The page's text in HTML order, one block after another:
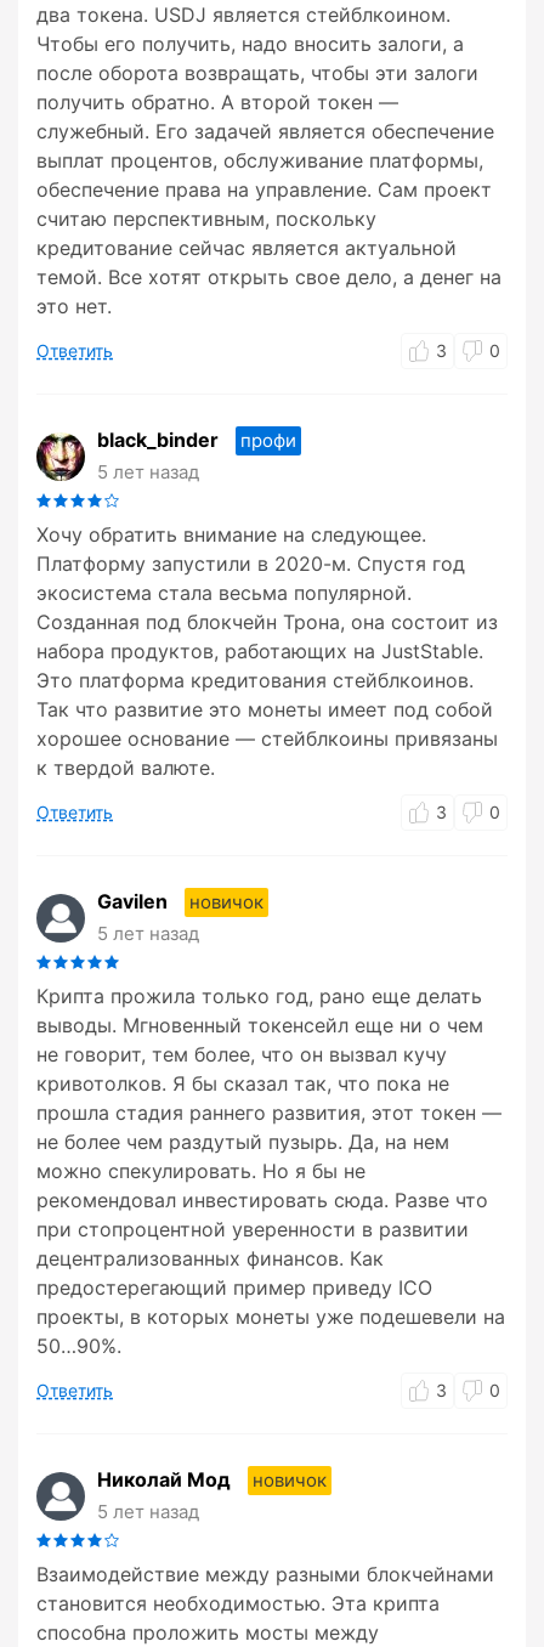
два токена. USDJ является стейблкоином.
Чтобы его получить, надо вносить залоги, а
после оборота возвращать, чтобы эти залоги
получить обратно. А второй токен —
служебный. Его задачей является обеспечение
выплат процентов, обслуживание платформы,
обеспечение права на управление. Сам проект
считаю перспективным, поскольку
кредитование сейчас является актуальной
темой. Все хотят открыть свое дело, а денег на
это нет.
Ответить 3 0
black_binder
профи
5 лет назад
Хочу обратить внимание на следующее.
Платформу запустили в 2020-м. Спустя год
экосистема стала весьма популярной.
Созданная под блокчейн Трона, она состоит из
набора продуктов, работающих на JustStable.
Это платформа кредитования стейблкоинов.
Так что развитие это монеты имеет под собой
хорошее основание — стейблкоины привязаны
к твердой валюте.
Ответить 3 0
Gavilen
новичок
5 лет назад
Крипта прожила только год, рано еще делать
выводы. Мгновенный токенсейл еще ни о чем
не говорит, тем более, что он вызвал кучу
кривотолков. Я бы сказал так, что пока не
прошла стадия раннего развития, этот токен —
не более чем раздутый пузырь. Да, на нем
можно спекулировать. Но я бы не
рекомендовал инвестировать сюда. Разве что
при стопроцентной уверенности в развитии
децентрализованных финансов. Как
предостерегающий пример приведу ICO
проекты, в которых монеты уже подешевели на
50…90%.
Ответить 3 0
Николай Мод
новичок
5 лет назад
Взаимодействие между разными блокчейнами
становится необходимостью. Эта крипта
способна проложить мосты между